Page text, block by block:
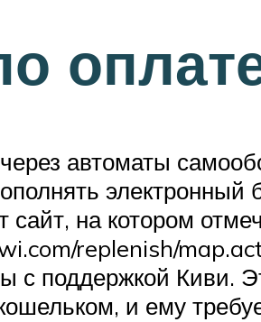
автоматы
электронный
сайт, на котором
replenish/
с поддержкой Киви.
и ему